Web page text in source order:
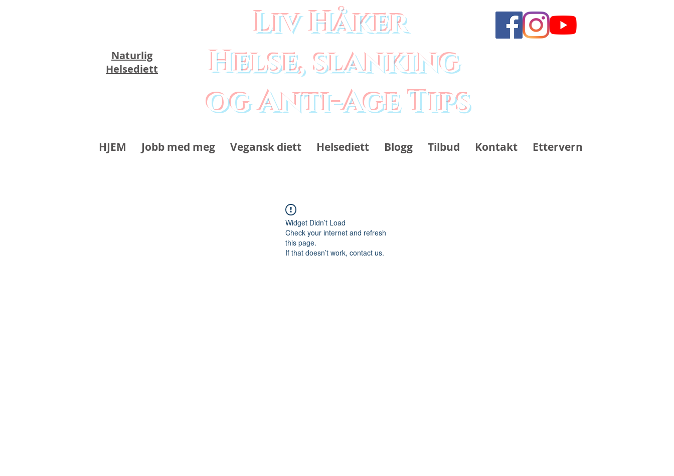
Liv Håker
Helse, slanking
og Anti-Age Tips
Naturlig
Helsediett
HJEM Jobb med meg Vegansk diett Helsediett Blogg Tilbud Kontakt Ettervern
Widget Didn’t Load
Check your internet and refresh
this page.
If that doesn’t work, contact us.